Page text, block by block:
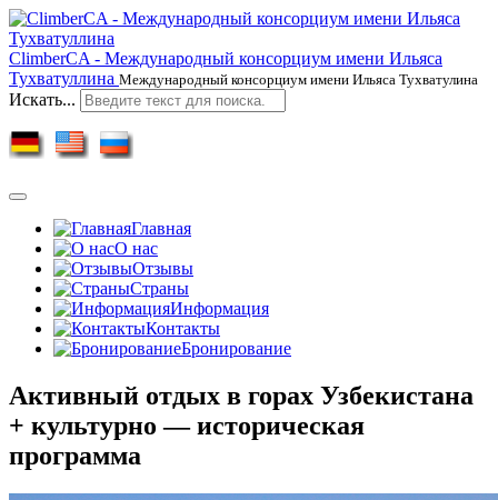
ClimberCA - Международный консорциум имени Ильяса
Тухватуллина Международный консорциум имени Ильяса Тухватулина
Искать...
Главная
О нас
Отзывы
Страны
Информация
Контакты
Бронирование
Активный отдых в горах Узбекистана
+ культурно — историческая
программа